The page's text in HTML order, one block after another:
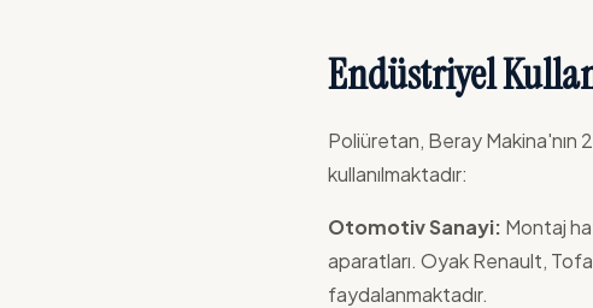
Endüstriyel
Poliüretan, Beray Makina'nın
kullanılmaktadır:
Otomotiv Sanayi: Montaj
aparatları. Oyak Renault,
faydalanmaktadır.